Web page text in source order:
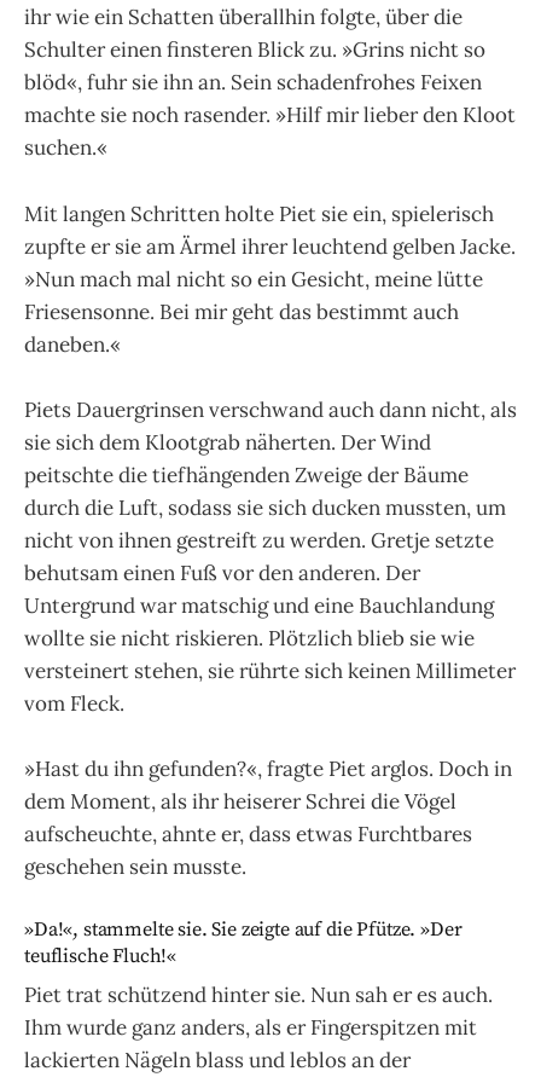
ihr wie ein Schatten überallhin folgte, über die
Schulter einen finsteren Blick zu. »Grins nicht so
blöd«, fuhr sie ihn an. Sein schadenfrohes Feixen
machte sie noch rasender. »Hilf mir lieber den Kloot
suchen.«
Mit langen Schritten holte Piet sie ein, spielerisch
zupfte er sie am Ärmel ihrer leuchtend gelben Jacke.
»Nun mach mal nicht so ein Gesicht, meine lütte
Friesensonne. Bei mir geht das bestimmt auch
daneben.«
Piets Dauergrinsen verschwand auch dann nicht, als
sie sich dem Klootgrab näherten. Der Wind
peitschte die tiefhängenden Zwei­ge der Bäume
durch die Luft, sodass sie sich ducken mussten, um
nicht von ihnen gestreift zu werden. Gretje setzte
behutsam einen Fuß vor den anderen. Der
Untergrund war matschig und eine Bauchlandung
wollte sie nicht riskieren. Plötzlich blieb sie wie
versteinert stehen, sie rührte sich keinen Millimeter
vom Fleck.
»Hast du ihn gefunden?«, fragte Piet arglos. Doch in
dem Moment, als ihr heiserer Schrei die Vögel
aufscheuchte, ahnte er, dass etwas Furchtbares
geschehen sein musste.
»Da!«, stammelte sie. Sie zeigte auf die Pfütze. »Der
teuflische Fluch!«
Piet trat schützend hinter sie. Nun sah er es auch.
Ihm wurde ganz anders, als er Fingerspitzen mit
lackierten Nägeln blass und leblos an der